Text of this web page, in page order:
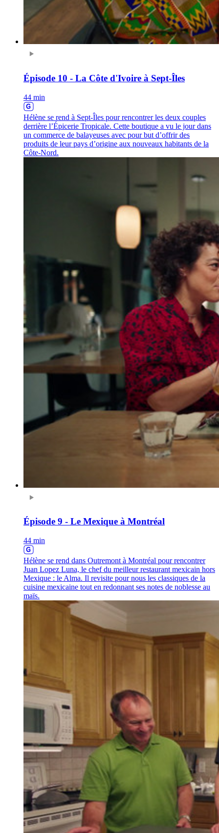
Épisode 10 - La Côte d'Ivoire à Sept-Îles
44 min
Hélène se rend à Sept-Îles pour rencontrer les deux couples
derrière l’Épicerie Tropicale. Cette boutique a vu le jour dans
un commerce de balayeuses avec pour but d’offrir des
produits de leur pays d’origine aux nouveaux habitants de la
Côte-Nord.
Épisode 9 - Le Mexique à Montréal
44 min
Hélène se rend dans Outremont à Montréal pour rencontrer
Juan Lopez Luna, le chef du meilleur restaurant mexicain hors
Mexique : le Alma. Il revisite pour nous les classiques de la
cuisine mexicaine tout en redonnant ses notes de noblesse au
maïs.